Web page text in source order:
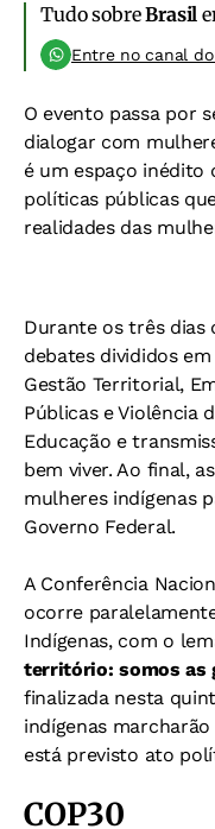
Tudo sobreBrasil
Entre no canal
O evento passa por
dialogar com
é um espaço
políticas públicas
realidades das
Durante os três dias
debates divididos
Gestão Territorial,
Públicas e Violência
Educação e
bem viver. Ao final,
mulheres indígenas
Governo Federal.
A Conferência
ocorre
Indígenas, com o
território: somos as
finalizada nesta
indígenas
está previsto ato
COP30